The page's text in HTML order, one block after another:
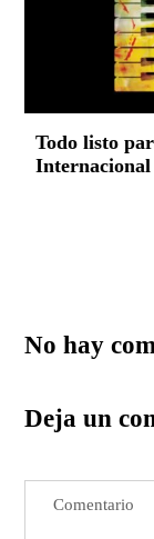
Todo listo
Internacional
No hay
Deja un